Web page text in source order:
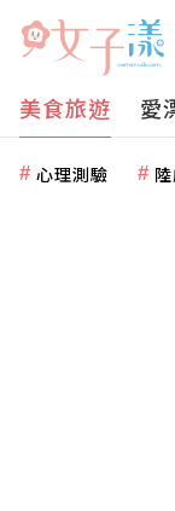
美食旅遊 愛
心理測驗